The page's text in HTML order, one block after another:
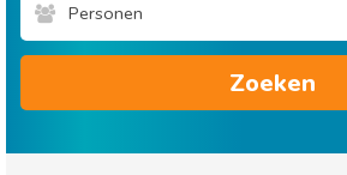
Personen
Zoeken